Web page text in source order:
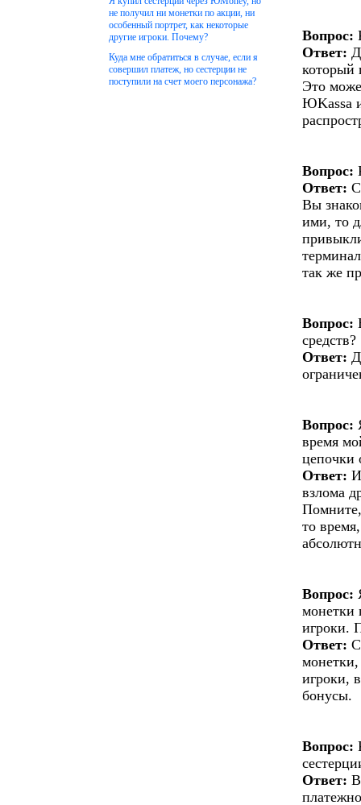
Вопрос:
Ответ:
который
Это
ЮKassa
Вопрос:
Ответ:
Вы
ими, то
так же
Вопрос:
средств?
Ответ:
Вопрос:
время
цепочки
Ответ:
взлома
то
Вопрос:
монетки
игроки.
Ответ:
монетки,
игроки,
бонусы.
Вопрос:
Ответ:
не получил ни монетки по акции, ни
особенный портрет, как некоторые
другие игроки. Почему?
Куда мне обратиться в случае, если я
совершил платеж, но сестерции не
поступили на счет моего персонажа?